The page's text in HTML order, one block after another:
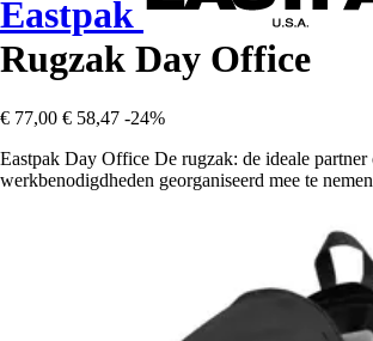
Eastpak
Rugzak Day Office
€ 77,00 € 58,47 -24%
Eastpak Day Office De rugzak: de ideale partner
werkbenodigdheden georganiseerd mee te